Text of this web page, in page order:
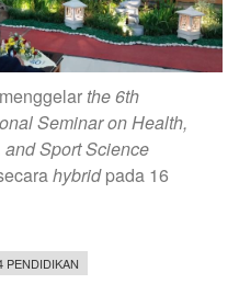
the 6th
Seminar on Health,
Sport Science
hybridpada 16
PENDIDIKAN